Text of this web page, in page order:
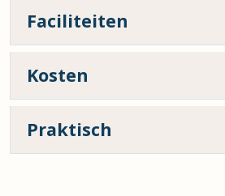
Faciliteiten
Kosten
Praktisch